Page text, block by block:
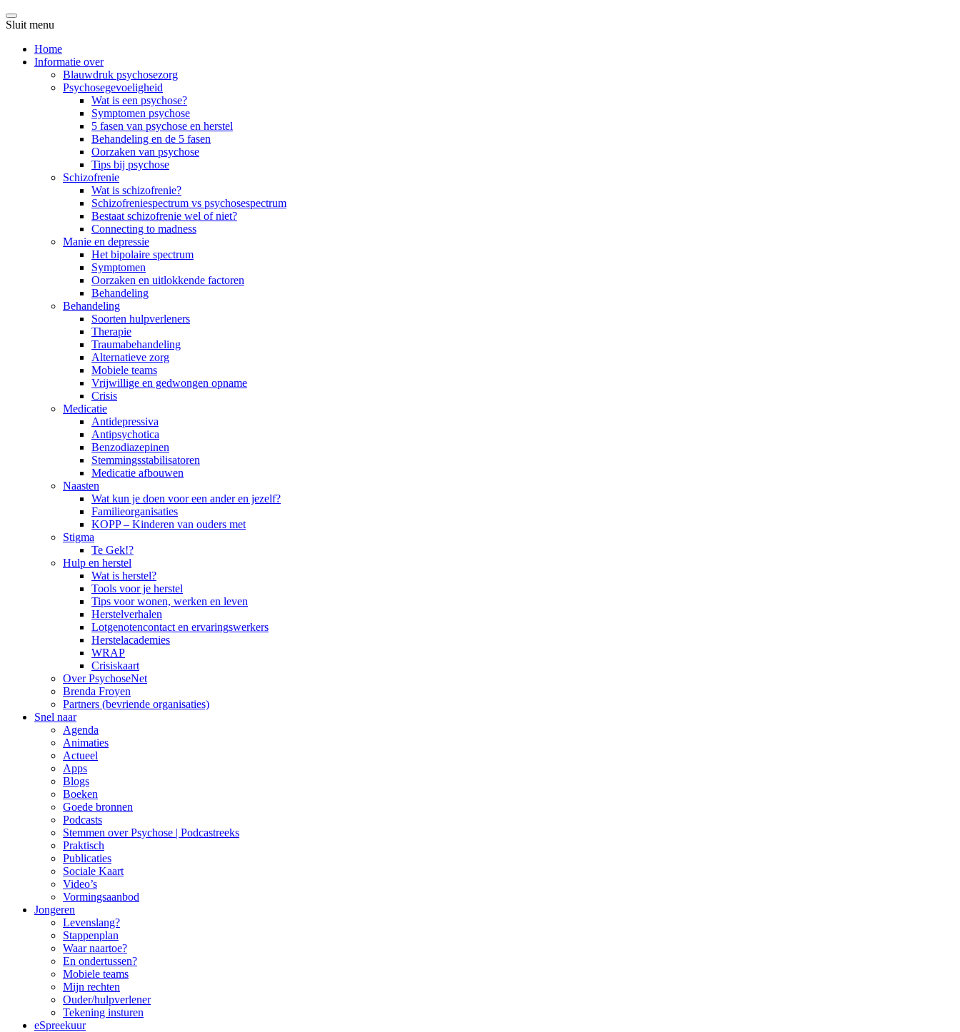
Sluit menu
Home
Informatie over
Blauwdruk psychosezorg
Psychosegevoeligheid
Wat is een psychose?
Symptomen psychose
5 fasen van psychose en herstel
Behandeling en de 5 fasen
Oorzaken van psychose
Tips bij psychose
Schizofrenie
Wat is schizofrenie?
Schizofreniespectrum vs psychosespectrum
Bestaat schizofrenie wel of niet?
Connecting to madness
Manie en depressie
Het bipolaire spectrum
Symptomen
Oorzaken en uitlokkende factoren
Behandeling
Behandeling
Soorten hulpverleners
Therapie
Traumabehandeling
Alternatieve zorg
Mobiele teams
Vrijwillige en gedwongen opname
Crisis
Medicatie
Antidepressiva
Antipsychotica
Benzodiazepinen
Stemmingsstabilisatoren
Medicatie afbouwen
Naasten
Wat kun je doen voor een ander en jezelf?
Familieorganisaties
KOPP – Kinderen van ouders met
Stigma
Te Gek!?
Hulp en herstel
Wat is herstel?
Tools voor je herstel
Tips voor wonen, werken en leven
Herstelverhalen
Lotgenotencontact en ervaringswerkers
Herstelacademies
WRAP
Crisiskaart
Over PsychoseNet
Brenda Froyen
Partners (bevriende organisaties)
Snel naar
Agenda
Animaties
Actueel
Apps
Blogs
Boeken
Goede bronnen
Podcasts
Stemmen over Psychose | Podcastreeks
Praktisch
Publicaties
Sociale Kaart
Video’s
Vormingsaanbod
Jongeren
Levenslang?
Stappenplan
Waar naartoe?
En ondertussen?
Mobiele teams
Mijn rechten
Ouder/hulpverlener
Tekening insturen
eSpreekuur